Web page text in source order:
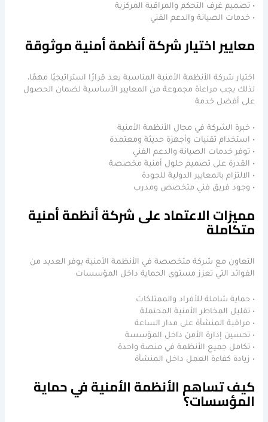
• تصميم غرف التحكم والمراقبة المركزية
• خدمات الصيانة والدعم الفني
معايير اختيار شركة أنظمة أمنية موثوقة
اختيار شركة الأنظمة الأمنية المناسبة يعد قرارًا استراتيجيًا مهمًا،
لذلك يجب مراعاة مجموعة من المعايير الأساسية لضمان الحصول
على أفضل خدمة
• خبرة الشركة في مجال الأنظمة الأمنية
• استخدام تقنيات وأجهزة حديثة ومعتمدة
• توفر خدمات الصيانة والدعم الفني
• القدرة على تصميم حلول أمنية مخصصة
• الالتزام بالمعايير الدولية للجودة
• وجود فريق فني متخصص ومدرب
مميزات الاعتماد على شركة أنظمة أمنية
متكاملة
التعاون مع شركة متخصصة في الأنظمة الأمنية يوفر العديد من
الفوائد التي تعزز مستوى الحماية داخل المؤسسات
• حماية شاملة للأفراد والممتلكات
• تقليل المخاطر الأمنية المحتملة
• مراقبة المنشأة على مدار الساعة
• تحسين إدارة الأمن داخل المؤسسة
• تكامل جميع الأنظمة في منصة واحدة
• زيادة كفاءة العمل داخل المنشأة
كيف تساهم الأنظمة الأمنية في حماية
المؤسسات؟